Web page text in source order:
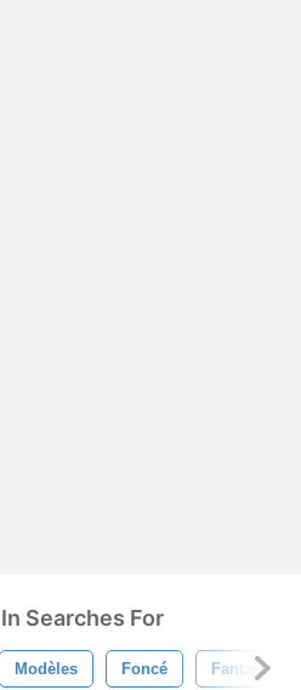
Searches For
Modèles Foncé Fantaisie